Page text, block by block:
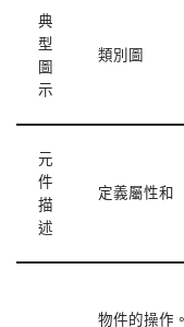
典
型
圖
示
類別圖
元
件
描
述
定義屬性和
物件的操作。